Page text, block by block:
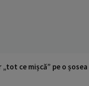
ce mișcă” pe o